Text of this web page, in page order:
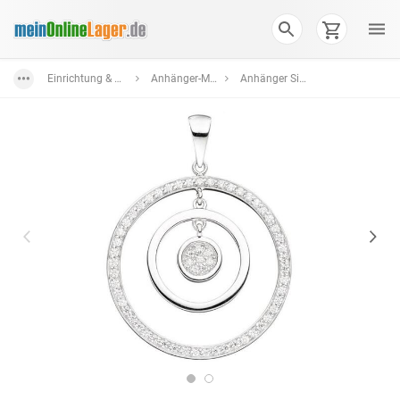
Einrichtung & Wohnaccessoires Anhänger-Medaillons Anhänger Silber mit Stein